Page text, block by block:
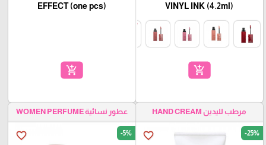
VINYL INK (4.2ml)
add_shopping_cart
EFFECT (one pcs)
add_shopping_cart
مرطب لليدين HAND CREAM
favorite_border -25%
عطور نسائية WOMEN PERFUME
favorite_border -5%